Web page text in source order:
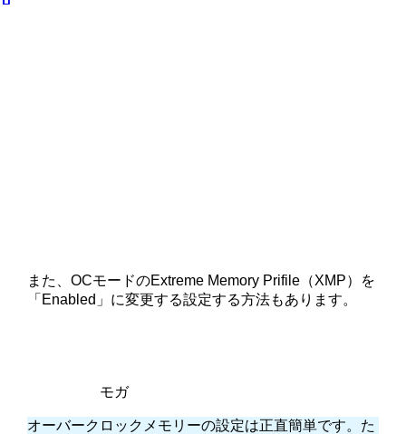
また、OCモードのExtreme Memory Prifile（XMP）を
「Enabled」に変更する設定する方法もあります。
モガ
オーバークロックメモリーの設定は正直簡単です。た